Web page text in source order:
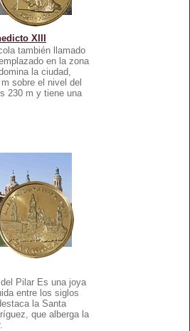
XIII
también llamado
en la zona
la ciudad,
sobre el nivel del
230 m y tiene una
Pilar Es una joya
entre los siglos
la Santa
que alberga la